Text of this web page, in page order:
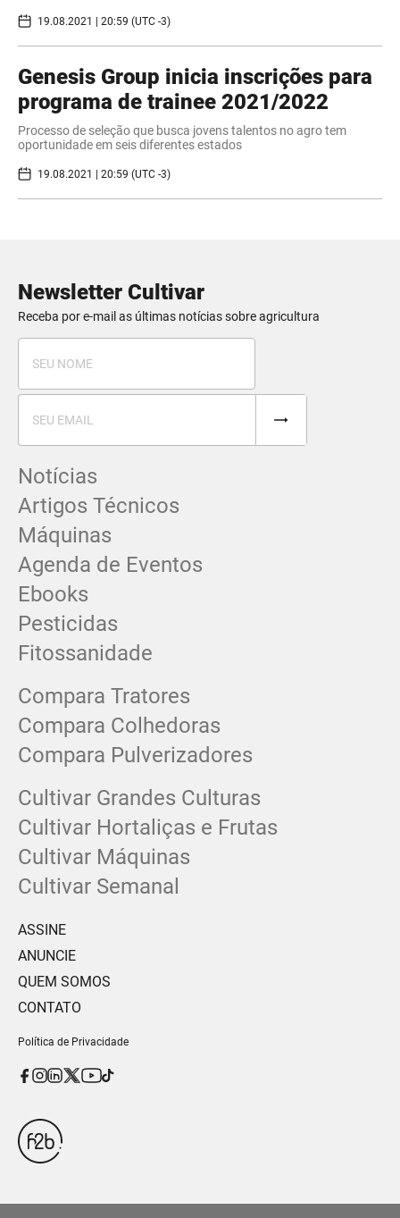
19.08.2021 | 20:59 (UTC -3)
Genesis Group inicia inscrições para
programa de trainee 2021/2022
Processo de seleção que busca jovens talentos no agro tem
oportunidade em seis diferentes estados
19.08.2021 | 20:59 (UTC -3)
Newsletter Cultivar
Receba por e-mail as últimas notícias sobre agricultura
Notícias
Artigos Técnicos
Máquinas
Agenda de Eventos
Ebooks
Pesticidas
Fitossanidade
Compara Tratores
Compara Colhedoras
Compara Pulverizadores
Cultivar Grandes Culturas
Cultivar Hortaliças e Frutas
Cultivar Máquinas
Cultivar Semanal
ASSINE
ANUNCIE
QUEM SOMOS
CONTATO
Política de Privacidade